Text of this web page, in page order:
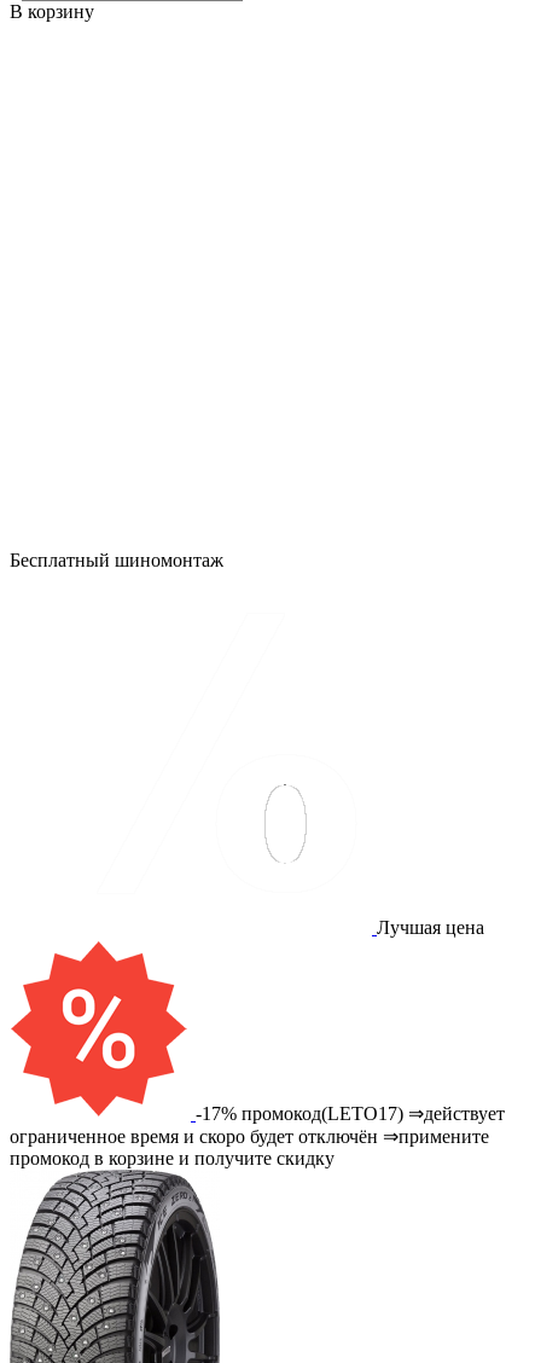
В корзину
Бесплатный шиномонтаж
Лучшая цена
-17% промокод(LETO17) ⇒действует
ограниченное время и скоро будет отключён ⇒примените
промокод в корзине и получите скидку